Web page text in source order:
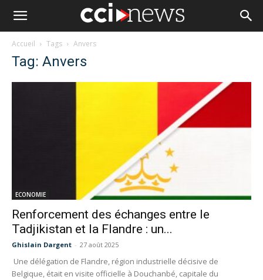
Accueil Tags Anvers
Tag: Anvers
ECONOMIE
Renforcement des échanges entre le
Tadjikistan et la Flandre : un...
Ghislain Dargent - 27 août 2025
Une délégation de Flandre, région industrielle décisive de
Belgique, était en visite officielle à Douchanbé, capitale du